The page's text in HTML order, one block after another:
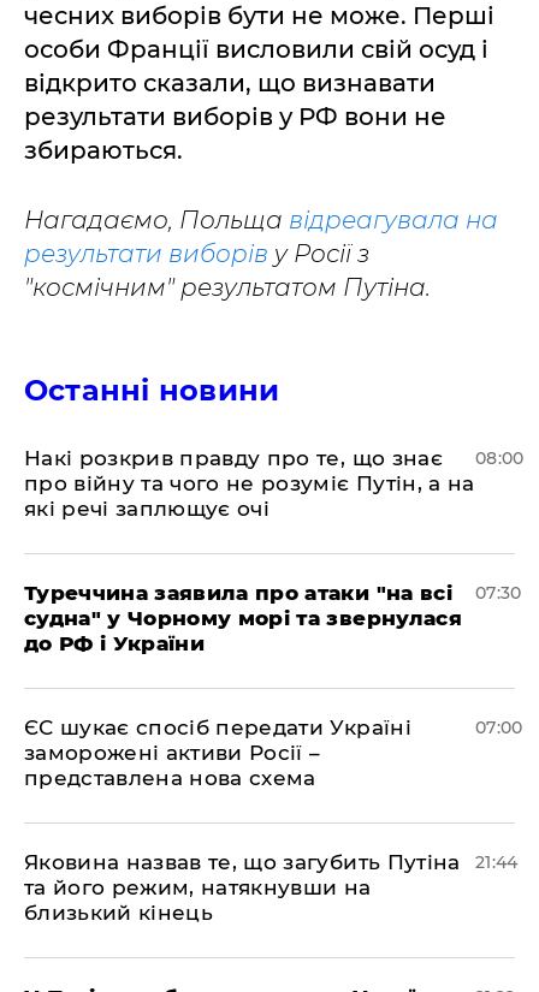
чесних виборів бути не може. Перші
особи Франції висловили свій осуд і
відкрито сказали, що визнавати
результати виборів у РФ вони не
збираються.
Нагадаємо, Польща відреагувала на
результати виборів у Росії з
"космічним" результатом Путіна.
Останні новини
Накі розкрив правду про те, що знає
про війну та чого не розуміє Путін, а на
які речі заплющує очі
08:00
Туреччина заявила про атаки "на всі
судна" у Чорному морі та звернулася
до РФ і України
07:30
ЄС шукає спосіб передати Україні
заморожені активи Росії –
представлена ​​нова схема
07:00
Яковина назвав те, що загубить Путіна
та його режим, натякнувши на
близький кінець
21:44